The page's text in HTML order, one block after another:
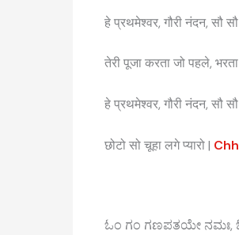
हे प्रथमेश्वर, गौरी नंदन, सौ
तेरी पूजा करता जो पहले,
हे प्रथमेश्वर, गौरी नंदन, सौ
छोटो सो चूहा लगे प्यारो |
ಓಂ ಗಂ ಗಣಪತಯೇ ನಮಃ,